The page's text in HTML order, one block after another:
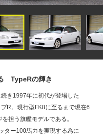
TypeRの輝き
き1997年に初代が登場した
R。現行型FK8に至るまで現在6
担う旗艦モデルである。
ター100馬力を実現する為に